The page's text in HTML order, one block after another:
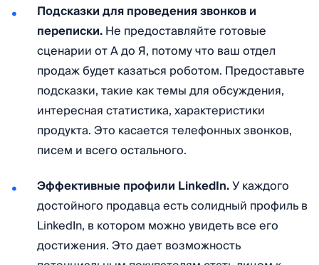
Подсказки для проведения звонков и
переписки.Не предоставляйте готовые
сценарии от А до Я, потому что ваш отдел
продаж будет казаться роботом. Предоставьте
подсказки, такие как темы для обсуждения,
интересная статистика, характеристики
продукта. Это касается телефонных звонков,
писем и всего остального.
Эффективные профили LinkedIn.У каждого
достойного продавца есть солидный профиль в
LinkedIn, в котором можно увидеть все его
достижения. Это дает возможность